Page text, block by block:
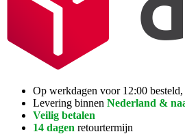
Op werkdagen voor 12:00 besteld,
Levering binnen Nederland &
Veilig betalen
14 dagen retourtermijn